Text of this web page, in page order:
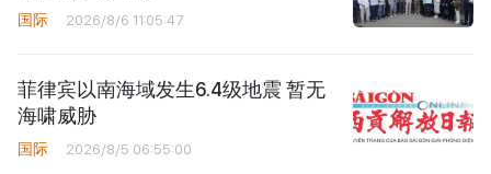
国际 2026/8/6 11:05:47
菲律宾以南海域发生6.4级地震 暂无
海啸威胁
国际 2026/8/5 06:55:00